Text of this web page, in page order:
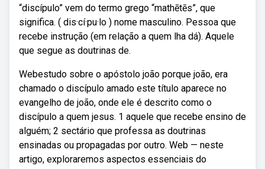
“discípulo” vem do termo grego “mathētēs”, que
significa. ( dis·cí·pu·lo ) nome masculino. Pessoa que
recebe instrução (em relação a quem lha dá). Aquele
que segue as doutrinas de.
Webestudo sobre o apóstolo joão porque joão, era
chamado o discípulo amado este título aparece no
evangelho de joão, onde ele é descrito como o
discípulo a quem jesus. 1 aquele que recebe ensino de
alguém; 2 sectário que professa as doutrinas
ensinadas ou propagadas por outro. Web — neste
artigo, exploraremos aspectos essenciais do